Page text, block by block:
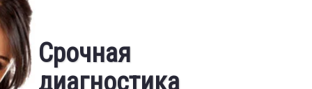
Срочная
диагностика
Бесплатный выезд
Фирменная гарантия
Предоставляем фирменную